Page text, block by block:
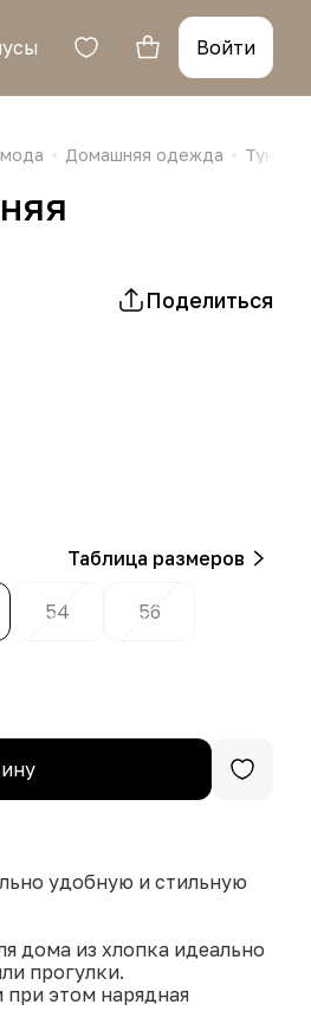
Войти
Домашняя одежда Туники
Поделиться
Таблица размеров
54 56
удобную и стильную
дома из хлопка идеально
прогулки.
при этом нарядная